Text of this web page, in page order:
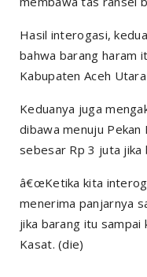
Hasil interogasi,
bahwa barang haram
Kabupaten Aceh
Keduanya juga
dibawa menuju Pekan
sebesar Rp 3 juta jika
â€œKetika kita
menerima panjarnya
jika barang itu sampai
Kasat. (die)